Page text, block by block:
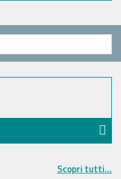
Scopri tutti...